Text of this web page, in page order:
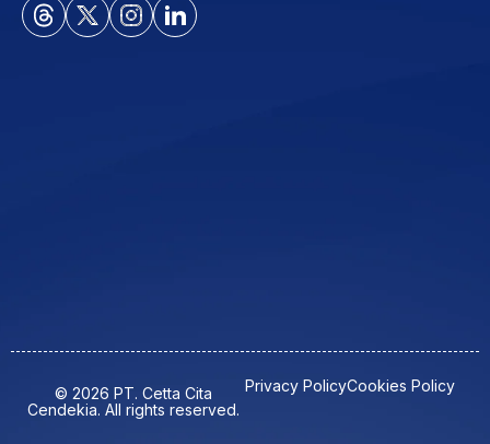
© 2026 PT. Cetta Cita
Cendekia. All rights reserved.
Privacy PolicyCookies Policy